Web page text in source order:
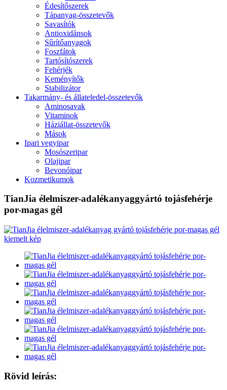
Édesítőszerek
Tápanyag-összetevők
Savasítók
Antioxidánsok
Sűrítőanyagok
Foszfátok
Tartósítószerek
Fehérjék
Keményítők
Stabilizátor
Takarmány- és állateledel-összetevők
Aminosavak
Vitaminok
Háziállat-összetevők
Mások
Ipari vegyipar
Mosószeripar
Olajipar
Bevonóipar
Kozmetikumok
TianJia élelmiszer-adalékanyaggyártó tojásfehérje
por-magas gél
Rövid leírás: